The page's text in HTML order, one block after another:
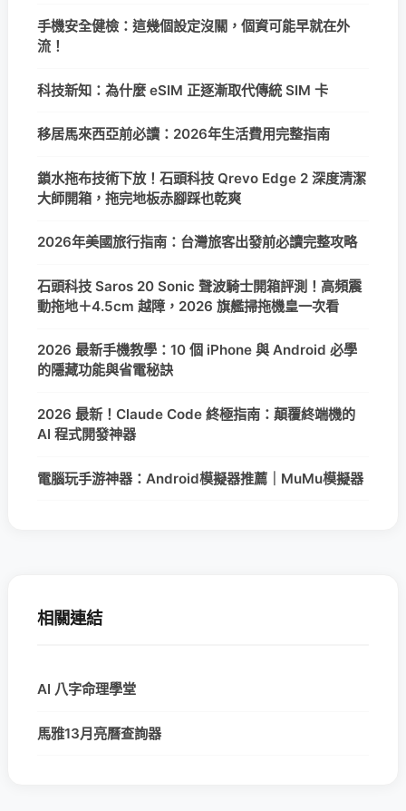
手機安全健檢：這幾個設定沒關，個資可能早就在外
流！
科技新知：為什麼 eSIM 正逐漸取代傳統 SIM 卡
移居馬來西亞前必讀：2026年生活費用完整指南
鎖水拖布技術下放！石頭科技 Qrevo Edge 2 深度清潔
大師開箱，拖完地板赤腳踩也乾爽
2026年美國旅行指南：台灣旅客出發前必讀完整攻略
石頭科技 Saros 20 Sonic 聲波騎士開箱評測！高頻震
動拖地＋4.5cm 越障，2026 旗艦掃拖機皇一次看
2026 最新手機教學：10 個 iPhone 與 Android 必學
的隱藏功能與省電秘訣
2026 最新！Claude Code 終極指南：顛覆終端機的
AI 程式開發神器
電腦玩手游神器：Android模擬器推薦｜MuMu模擬器
相關連結
AI 八字命理學堂
馬雅13月亮曆查詢器